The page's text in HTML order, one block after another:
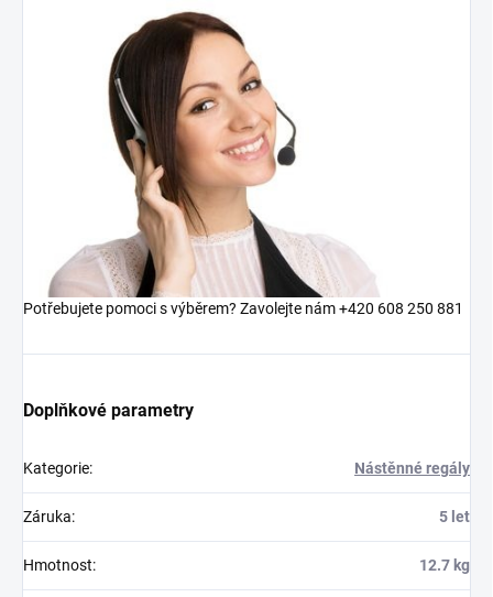
Potřebujete pomoci s výběrem? Zavolejte nám +420 608 250 881
Doplňkové parametry
Kategorie: Nástěnné regály
Záruka: 5 let
Hmotnost: 12.7 kg